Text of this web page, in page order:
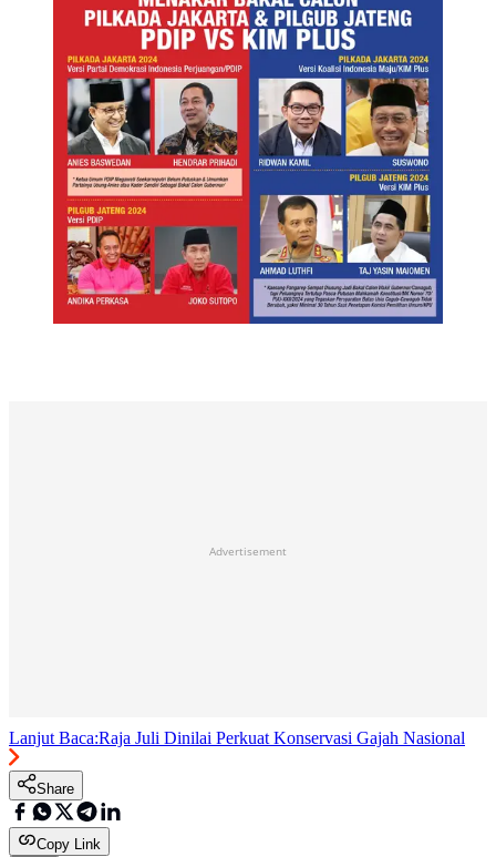
Advertisement
Lanjut Baca:Raja Juli Dinilai Perkuat Konservasi Gajah Nasional
Share
Copy Link